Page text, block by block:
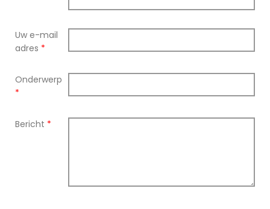
Uw e-mail
adres *
Onderwerp
*
Bericht *